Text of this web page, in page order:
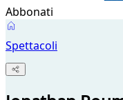
Abbonati
Spettacoli